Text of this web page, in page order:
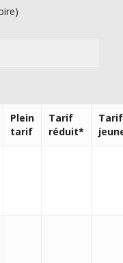
Plein
tarif
Tarif
réduit*
Tarif